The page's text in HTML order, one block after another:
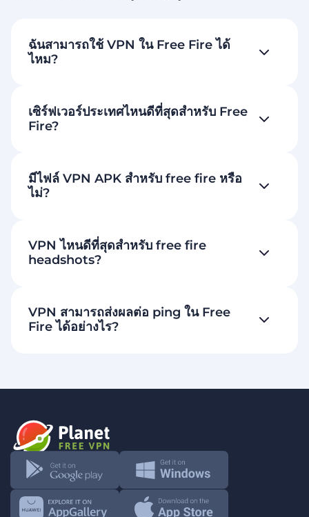
ฉันสามารถใช้ VPN ใน Free Fire ได้
ไหม?
เซิร์ฟเวอร์ประเทศไหนดีที่สุดสำหรับ Free
Fire?
มีไฟล์ VPN APK สำหรับ free fire หรือ
ไม่?
VPN ไหนดีที่สุดสำหรับ free fire
headshots?
VPN สามารถส่งผลต่อ ping ใน Free
Fire ได้อย่างไร?